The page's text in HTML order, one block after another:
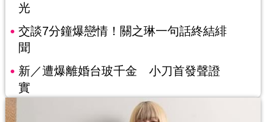
光
交談7分鐘爆戀情！關之琳一句話終結緋
聞
新／遭爆離婚台玻千金 小刀首發聲證
實